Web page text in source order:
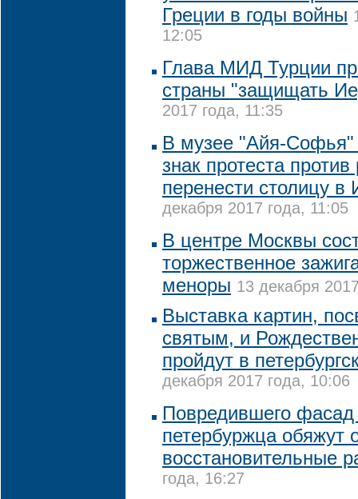
Греции в годы войны
12:05
Глава МИД Турции
страны "защищать
2017 года, 11:35
В музее "Айя-
знак протеста
перенести столицу в
декабря 2017 года, 11:05
В центре Москвы
торжественное
меноры 13 декабря
Выставка картин,
святым, и
пройдут в
декабря 2017 года, 10:06
Повредившего фасад
петербуржца обяжут
восстановительные
года, 16:27